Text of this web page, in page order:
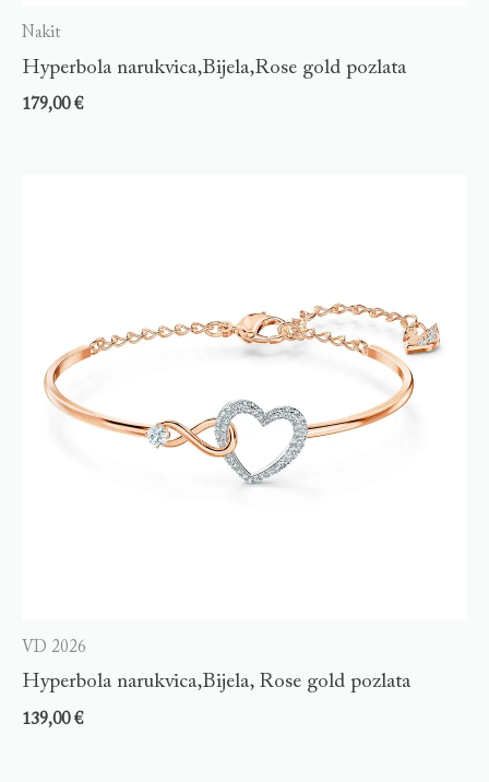
Nakit
Hyperbola narukvica,Bijela,Rose gold pozlata
179,00€
VD 2026
Hyperbola narukvica,Bijela, Rose gold pozlata
139,00€